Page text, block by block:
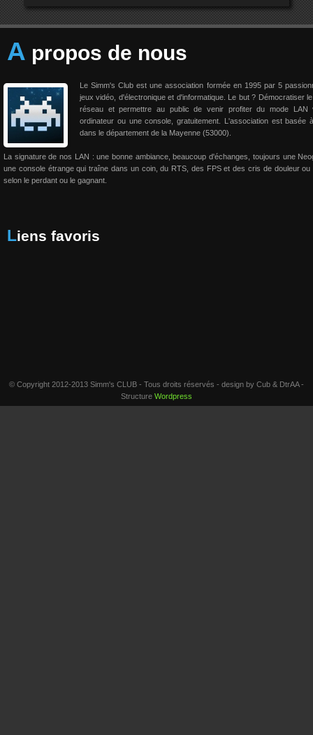
A propos de nous
Le Simm's Club est une association formée en 1995 par 5
jeux vidéo, d'électronique et d'informatique. Le but ? Démocratiser
réseau et permettre au public de venir profiter du mode LAN
ordinateur ou une console, gratuitement. L'association est basée
dans le département de la Mayenne (53000).
La signature de nos LAN : une bonne ambiance, beaucoup d'échanges, toujours une
une console étrange qui traîne dans un coin, du RTS, des FPS et des cris de douleur ou
selon le perdant ou le gagnant.
Liens favoris
© Copyright 2012-2013 Simm's CLUB - Tous droits réservés - design by Cub & DtrAA -
Structure Wordpress